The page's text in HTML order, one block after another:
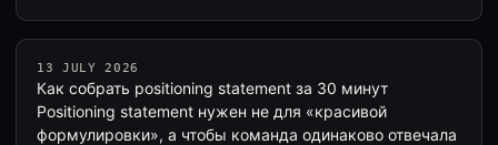
13 JULY 2026
Как собрать positioning statement за 30 минут
Positioning statement нужен не для «красивой
формулировки», а чтобы команда одинаково отвечала